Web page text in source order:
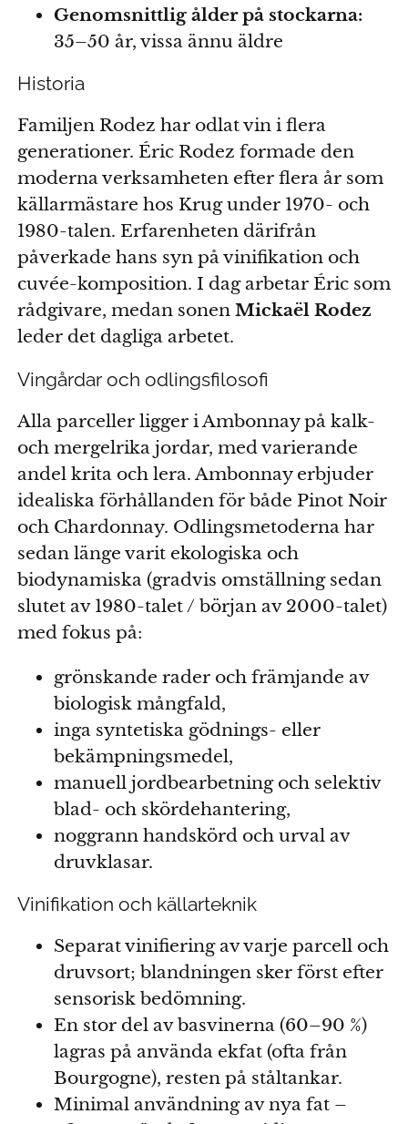
Genomsnittlig ålder på stockarna:
35–50 år, vissa ännu äldre
Historia
Familjen Rodez har odlat vin i flera
generationer. Éric Rodez formade den
moderna verksamheten efter flera år som
källarmästare hos Krug under 1970- och
1980-talen. Erfarenheten därifrån
påverkade hans syn på vinifikation och
cuvée-komposition. I dag arbetar Éric som
rådgivare, medan sonen Mickaël Rodez
leder det dagliga arbetet.
Vingårdar och odlingsfilosofi
Alla parceller ligger i Ambonnay på kalk-
och mergelrika jordar, med varierande
andel krita och lera. Ambonnay erbjuder
idealiska förhållanden för både Pinot Noir
och Chardonnay. Odlingsmetoderna har
sedan länge varit ekologiska och
biodynamiska (gradvis omställning sedan
slutet av 1980-talet / början av 2000-talet)
med fokus på:
grönskande rader och främjande av
biologisk mångfald,
inga syntetiska gödnings- eller
bekämpningsmedel,
manuell jordbearbetning och selektiv
blad- och skördehantering,
noggrann handskörd och urval av
druvklasar.
Vinifikation och källarteknik
Separat vinifiering av varje parcell och
druvsort; blandningen sker först efter
sensorisk bedömning.
En stor del av basvinerna (60–90 %)
lagras på använda ekfat (ofta från
Bourgogne), resten på ståltankar.
Minimal användning av nya fat –